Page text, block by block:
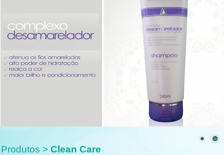
Produtos > Clean Care